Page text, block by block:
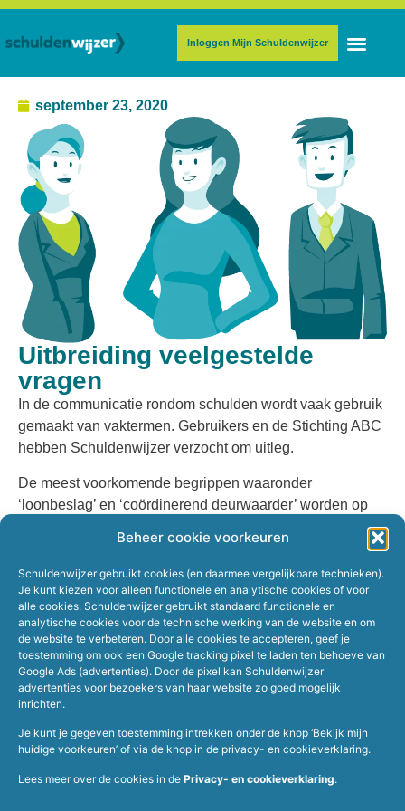
Beheer cookie voorkeuren
Schuldenwijzer gebruikt cookies (en daarmee vergelijkbare technieken).
Je kunt kiezen voor alleen functionele en analytische cookies of voor
alle cookies. Schuldenwijzer gebruikt standaard functionele en
analytische cookies voor de technische werking van de website en om
de website te verbeteren. Door alle cookies te accepteren, geef je
toestemming om ook een Google tracking pixel te laden ten behoeve van
Google Ads (advertenties). Door de pixel kan Schuldenwijzer
advertenties voor bezoekers van haar website zo goed mogelijk
inrichten.
Je kunt je gegeven toestemming intrekken onder de knop ‘Bekijk mijn
huidige voorkeuren’ of via de knop in de privacy- en cookieverklaring.
Lees meer over de cookies in de Privacy- en cookieverklaring.
Inloggen Mijn Schuldenwijzer
september 23, 2020
Uitbreiding veelgestelde
vragen
In de communicatie rondom schulden wordt vaak gebruik
gemaakt van vaktermen. Gebruikers en de Stichting ABC
hebben Schuldenwijzer verzocht om uitleg.
De meest voorkomende begrippen waaronder
‘loonbeslag’ en ‘coördinerend deurwaarder’ worden op
informatie rondom schulden’.
https://schuldenwijzer.nl/veelgestelde-vragen/
Home
Over Schuldenwijzer
Werkgevers
Schuldhulpverleners